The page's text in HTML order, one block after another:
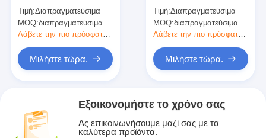
Τιμή:Διαπραγματεύσιμα
MOQ:διαπραγματεύσιμα
Λάβετε την πιο πρόσφατη τιμή
Μιλήστε τώρα.
μπογιά
Τιμή:Διαπραγματεύσιμα
MOQ:διαπραγματεύσιμα
Λάβετε την πιο πρόσφατη τιμή
Μιλήστε τώρα.
Εξοικονομήστε το χρόνο σας
Ας επικοινωνήσουμε μαζί σας με τα
καλύτερα προϊόντα.